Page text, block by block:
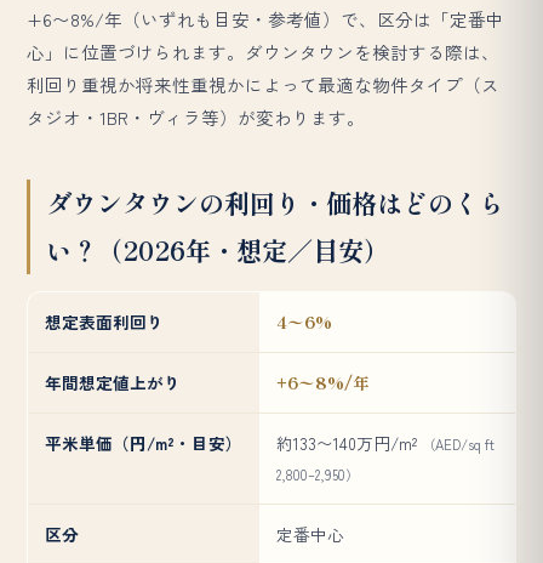
+6〜8%/年（いずれも目安・参考値）で、区分は「定番中
心」に位置づけられます。ダウンタウンを検討する際は、
利回り重視か将来性重視かによって最適な物件タイプ（ス
タジオ・1BR・ヴィラ等）が変わります。
ダウンタウンの利回り・価格はどのくら
い？（2026年・想定／目安）
想定表面利回り 4〜6%
年間想定値上がり +6〜8%/年
平米単価（円/m²・目安） 約133〜140万円/m²
（AED/sq ft
2,800–2,950）
区分 定番中心